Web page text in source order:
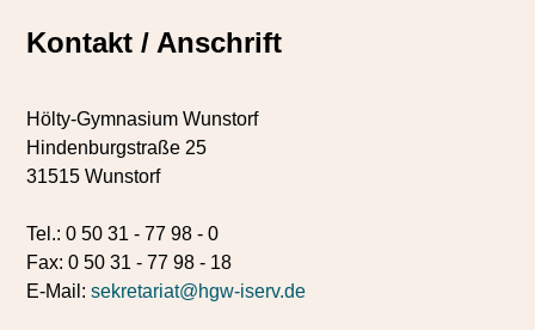
Kontakt / Anschrift
Hölty-Gymnasium Wunstorf
Hindenburgstraße 25
31515 Wunstorf
Tel.: 0 50 31 - 77 98 - 0
Fax: 0 50 31 - 77 98 - 18
E-Mail:sekretariat@hgw-iserv.de